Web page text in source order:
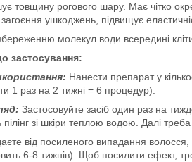
товщину рогового шару. Має чітко
ушкоджень, підвищує
молекул води всередині
застосування:
Нанести препарат у
1 раз на 2 тижні = 6 процедур).
Застосовуйте засіб один раз на
пілінг зі шкіри теплою водою. Далі
від посиленого випадання
6-8 тижнів). Щоб посилити ефект,